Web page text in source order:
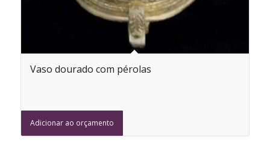
Vaso dourado com pérolas
Adicionar ao orçamento